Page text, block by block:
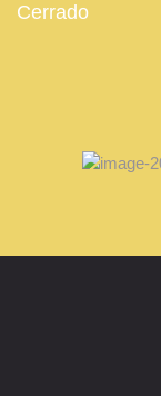
Cerrado